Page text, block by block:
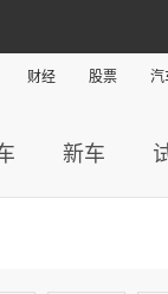
财经 股票 汽
新车